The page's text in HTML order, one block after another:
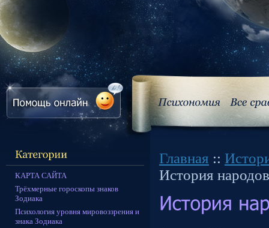
КАРТА САЙТА
Трёхмерные гороскопы знаков
Зодиака
Психология уровня мировоззрения и
знака Зодиака
Главная ::
История народов